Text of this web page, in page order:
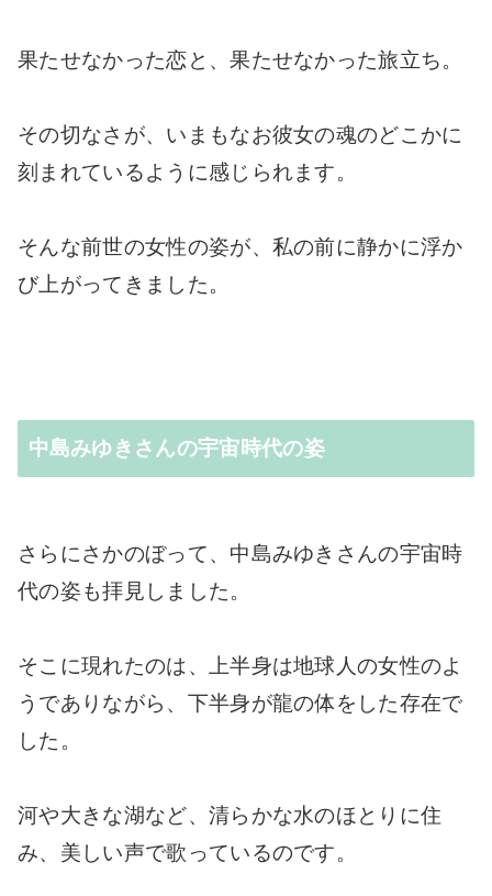
果たせなかった恋と、果たせなかった旅立ち。
その切なさが、いまもなお彼女の魂のどこかに
刻まれているように感じられます。
そんな前世の女性の姿が、私の前に静かに浮か
び上がってきました。
中島みゆきさんの宇宙時代の姿
さらにさかのぼって、中島みゆきさんの宇宙時
代の姿も拝見しました。
そこに現れたのは、上半身は地球人の女性のよ
うでありながら、下半身が龍の体をした存在で
した。
河や大きな湖など、清らかな水のほとりに住
み、美しい声で歌っているのです。